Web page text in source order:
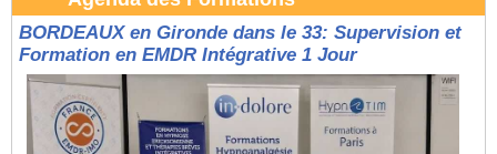
BORDEAUX en Gironde dans le 33: Supervision et
Formation en EMDR Intégrative 1 Jour